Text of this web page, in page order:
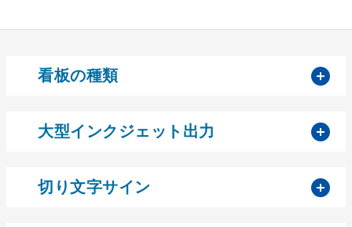
看板の種類
大型インクジェット出力
切り文字サイン